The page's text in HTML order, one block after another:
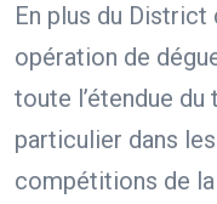
En plus du District
opération de
toute l’étendue
particulier dans
compétitions de